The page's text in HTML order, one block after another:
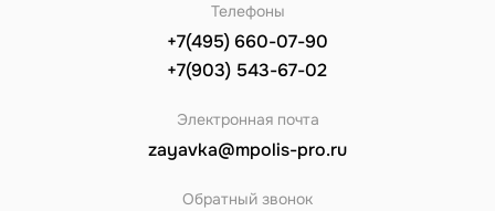
Телефоны
+7(495) 660-07-90
+7(903) 543-67-02
Электронная почта
zayavka@mpolis-pro.ru
Обратный звонок